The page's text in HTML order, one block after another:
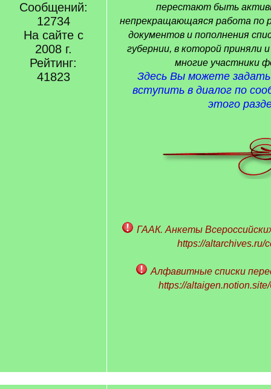
Сообщений:
12734
На сайте с
2008 г.
Рейтинг:
41823
перестают быть
непрекращающаяся работа по
документов и пополнения
губернии, в которой приняли
многие участники
Здесь Вы можете
вступить в диалог по
этого
ГААК. Анкеты
https://altarchives.ru/
Алфавитные списки
https://